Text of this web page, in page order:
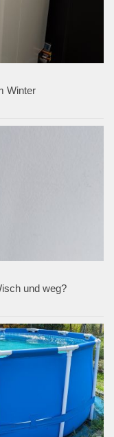
Winter
und weg?